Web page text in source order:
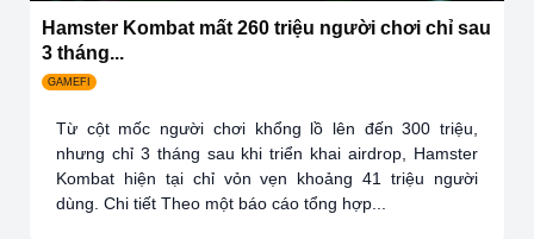
Hamster Kombat mất 260 triệu người chơi chỉ sau
3 tháng...
GAMEFI
Từ cột mốc người chơi khổng lồ lên đến 300 triệu,
nhưng chỉ 3 tháng sau khi triển khai airdrop, Hamster
Kombat hiện tại chỉ vỏn vẹn khoảng 41 triệu người
dùng. Chi tiết Theo một báo cáo tổng hợp...